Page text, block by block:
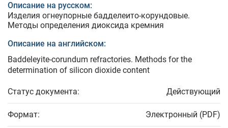
Описание на русском:
Изделия огнеупорные бадделеито-корундовые.
Методы определения диоксида кремния
Описание на английском:
Baddeleyite-corundum refractories. Methods for the
determination of silicon dioxide content
Статус документа: Действующий
Формат: Электронный (PDF)